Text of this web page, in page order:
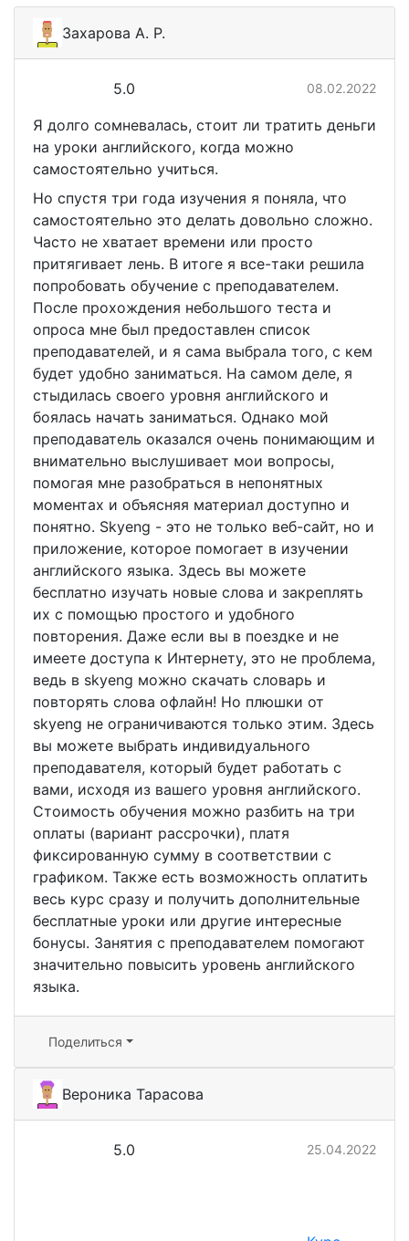
Захарова А. Р.
5.0 08.02.2022
Я долго сомневалась, стоит ли тратить деньги
на уроки английского, когда можно
самостоятельно учиться.
Но спустя три года изучения я поняла, что
самостоятельно это делать довольно сложно.
Часто не хватает времени или просто
притягивает лень. В итоге я все-таки решила
попробовать обучение с преподавателем.
После прохождения небольшого теста и
опроса мне был предоставлен список
преподавателей, и я сама выбрала того, с кем
будет удобно заниматься. На самом деле, я
стыдилась своего уровня английского и
боялась начать заниматься. Однако мой
преподаватель оказался очень понимающим и
внимательно выслушивает мои вопросы,
помогая мне разобраться в непонятных
моментах и объясняя материал доступно и
понятно. Skyeng - это не только веб-сайт, но и
приложение, которое помогает в изучении
английского языка. Здесь вы можете
бесплатно изучать новые слова и закреплять
их с помощью простого и удобного
повторения. Даже если вы в поездке и не
имеете доступа к Интернету, это не проблема,
ведь в skyeng можно скачать словарь и
повторять слова офлайн! Но плюшки от
skyeng не ограничиваются только этим. Здесь
вы можете выбрать индивидуального
преподавателя, который будет работать с
вами, исходя из вашего уровня английского.
Стоимость обучения можно разбить на три
оплаты (вариант рассрочки), платя
фиксированную сумму в соответствии с
графиком. Также есть возможность оплатить
весь курс сразу и получить дополнительные
бесплатные уроки или другие интересные
бонусы. Занятия с преподавателем помогают
значительно повысить уровень английского
языка.
Поделиться
Вероника Тарасова
5.0 25.04.2022